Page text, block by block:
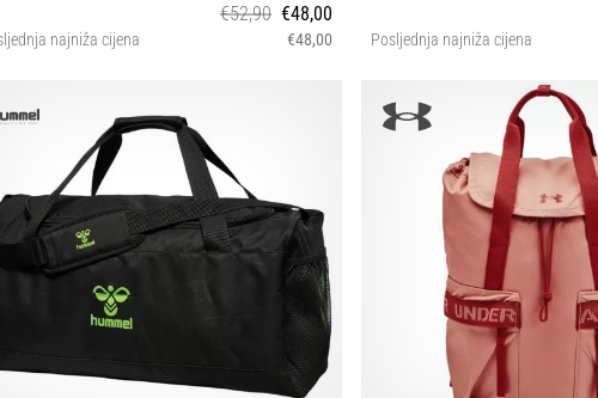
€52,90 €48,00
najniža cijena €48,00 Posljednja najniža cijena
OSFM